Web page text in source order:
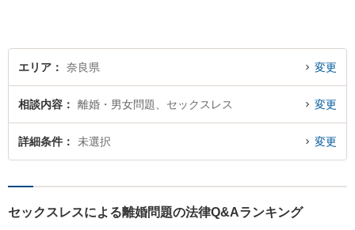
エリア 奈良県 変更
相談内容 離婚・男女問題、セックスレス 変更
詳細条件 未選択 変更
セックスレスによる離婚問題の法律Q&Aランキング